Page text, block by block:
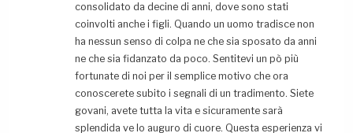
consolidato da decine di anni, dove sono stati
coinvolti anche i figli. Quando un uomo tradisce non
ha nessun senso di colpa ne che sia sposato da anni
ne che sia fidanzato da poco. Sentitevi un pò più
fortunate di noi per il semplice motivo che ora
conoscerete subito i segnali di un tradimento. Siete
govani, avete tutta la vita e sicuramente sarà
splendida ve lo auguro di cuore. Questa esperienza vi